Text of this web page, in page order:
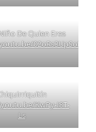
De Quien Eres
02oRs3UpSoE
KwPy-I8T-
Ls